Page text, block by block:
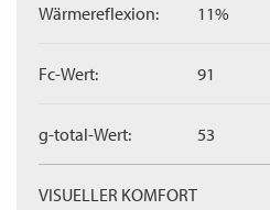
Wärmereflexion: 11%
Fc-Wert: 91
g-total-Wert: 53
VISUELLER KOMFORT